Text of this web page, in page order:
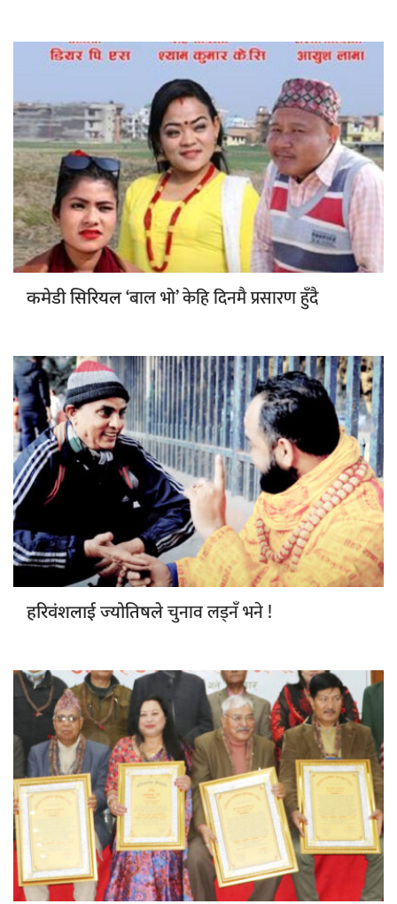
कमेडी सिरियल‘बाल भो’ केहि दिनमै प्रसारण हुँदै
हरिवंशलाई ज्योतिषलेचुनाव लड्नँ भने !